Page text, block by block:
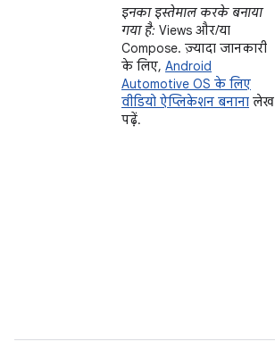
इनका इस्तेमाल करके बनाया
गया है: Views और/या
Compose. ज़्यादा जानकारी
के लिए, Android
Automotive OS के लिए
वीडियो ऐप्लिकेशन बनाना लेख
पढ़ें.